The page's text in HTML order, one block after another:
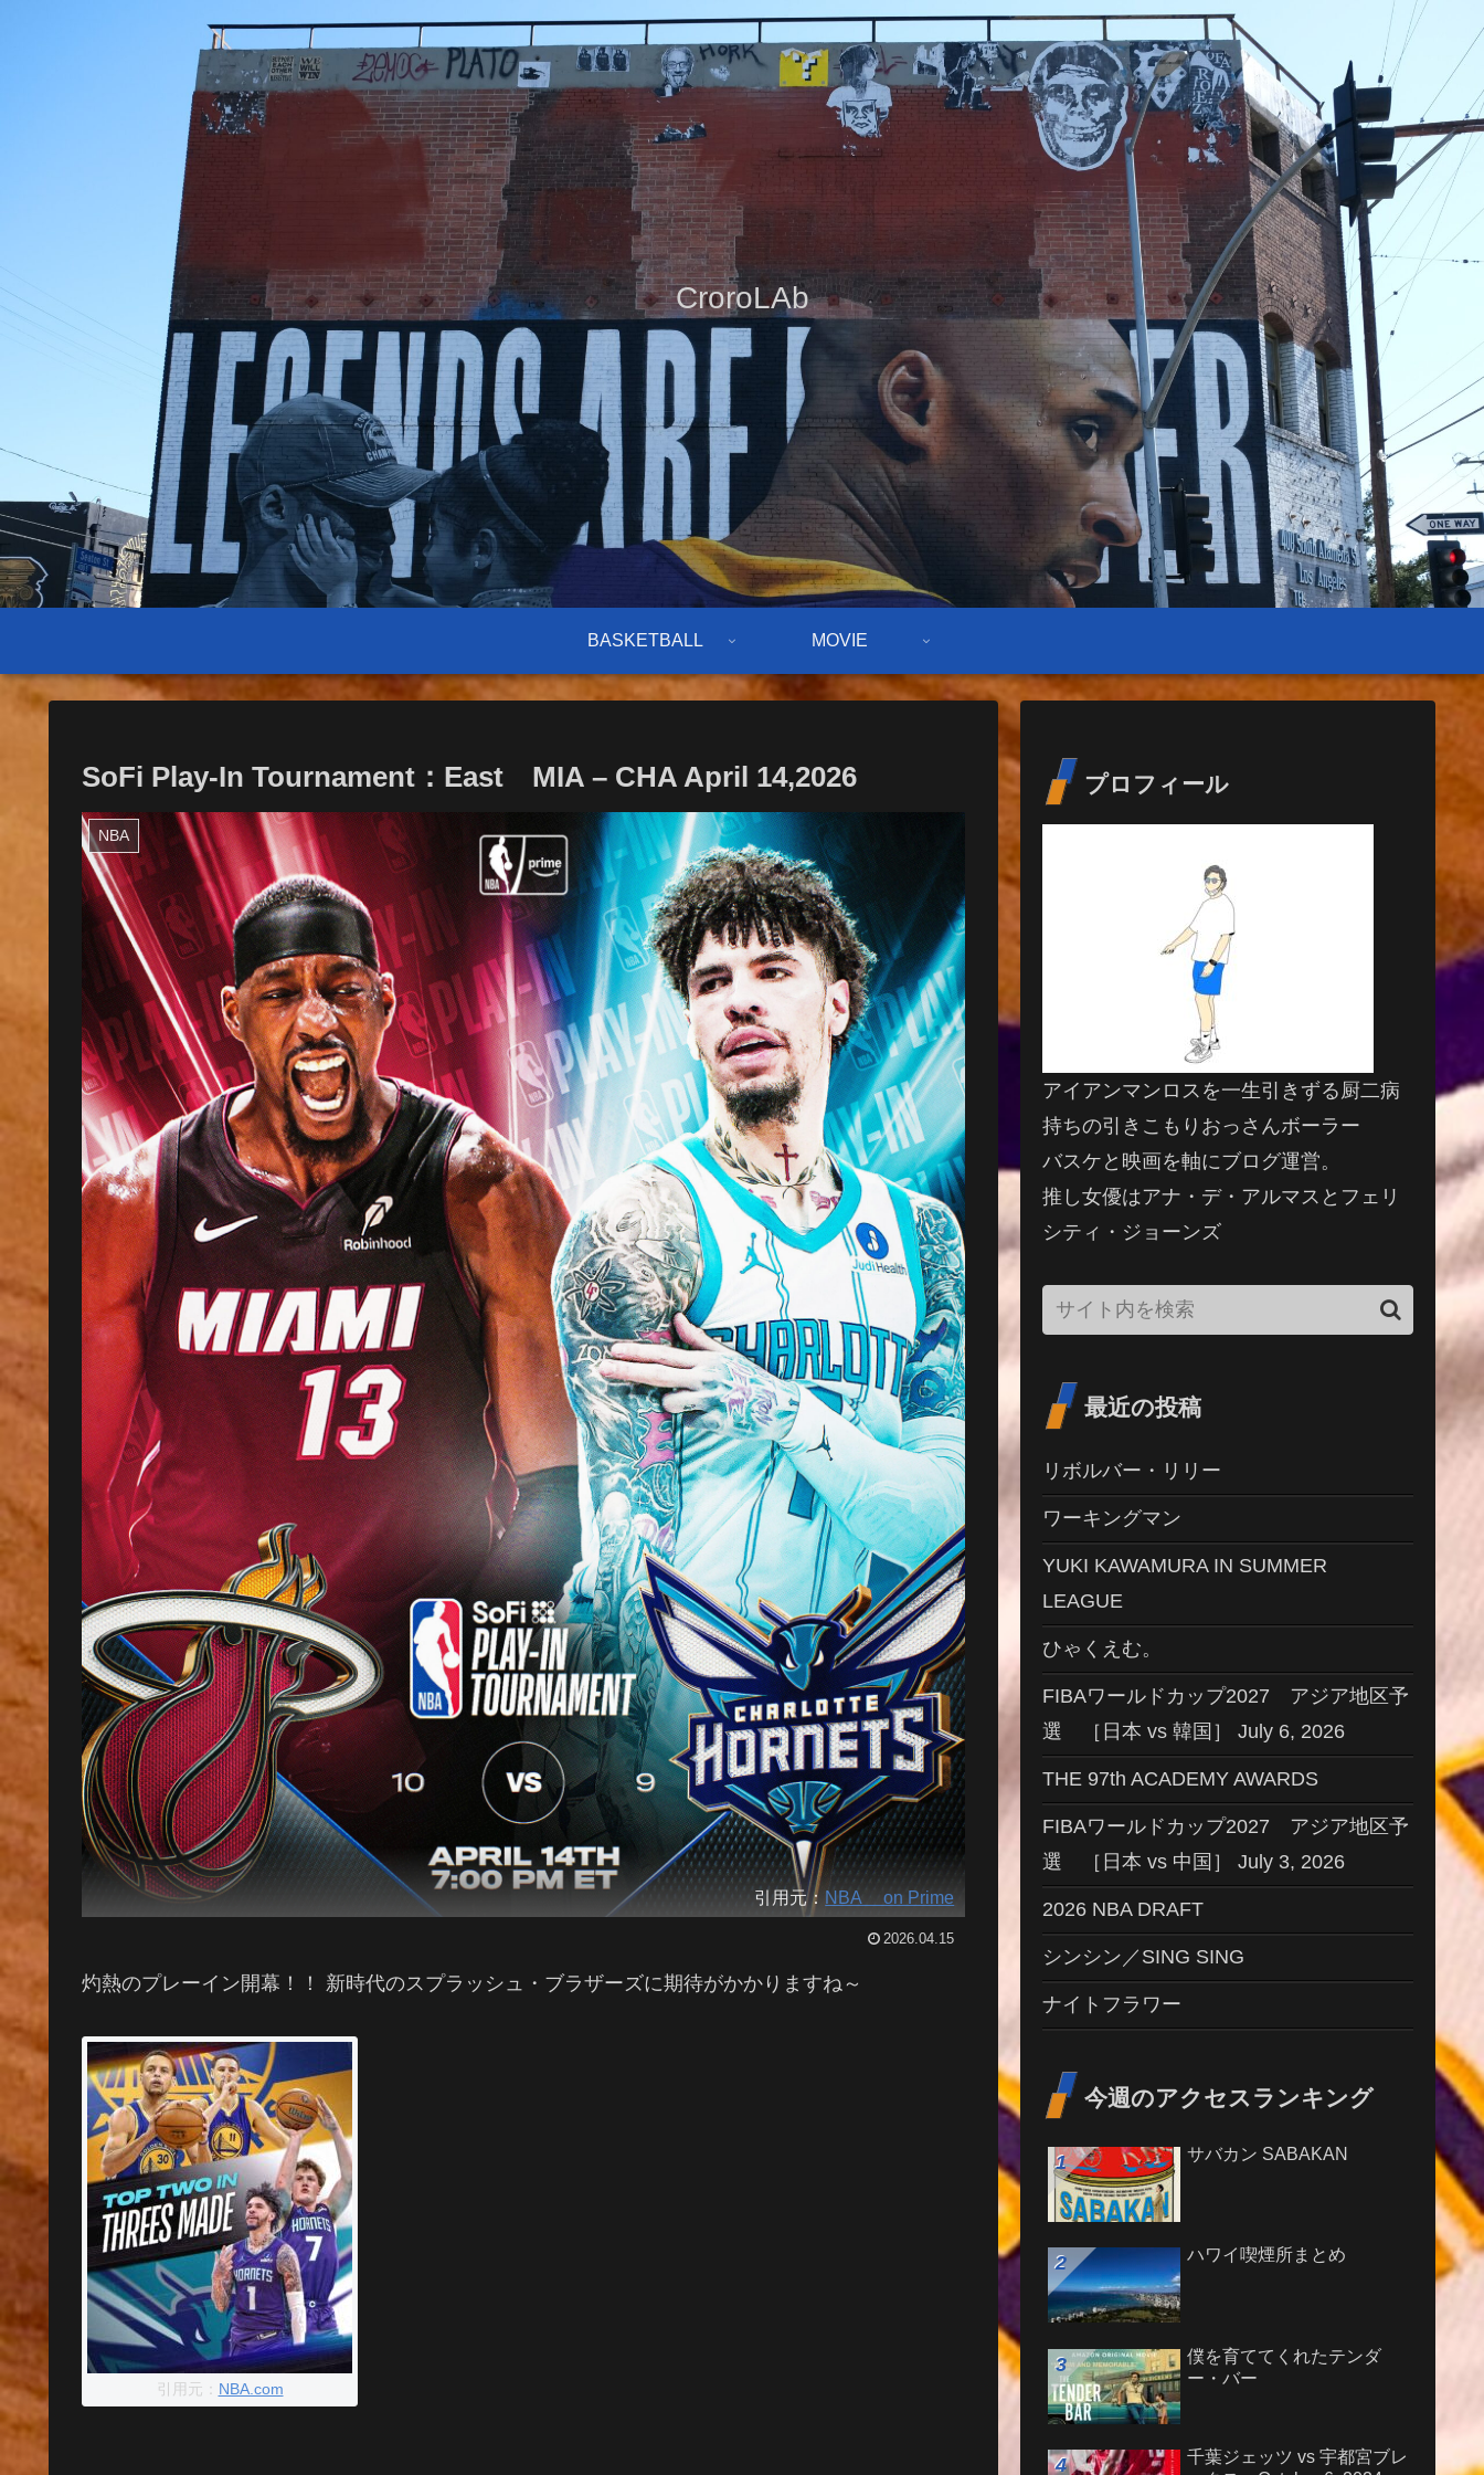
CroroLAb
BASKETBALL MOVIE
SoFi Play-In Tournament：East MIA – CHA April 14,2026
NBA
引用元： NBA on Prime
2026.04.15
灼熱のプレーイン開幕！！ 新時代のスプラッシュ・ブラザーズに期待がかかりますね～
引用元： NBA.com
プロフィール
アイアンマンロスを一生引きずる厨二病
持ちの引きこもりおっさんボーラー
バスケと映画を軸にブログ運営。
推し女優はアナ・デ・アルマスとフェリ
シティ・ジョーンズ
最近の投稿
リボルバー・リリー
ワーキングマン
YUKI KAWAMURA IN SUMMER
LEAGUE
ひゃくえむ。
FIBAワールドカップ2027 アジア地区予
選 ［日本 vs 韓国］ July 6, 2026
THE 97th ACADEMY AWARDS
FIBAワールドカップ2027 アジア地区予
選 ［日本 vs 中国］ July 3, 2026
2026 NBA DRAFT
シンシン／SING SING
ナイトフラワー
今週のアクセスランキング
サバカン SABAKAN
ハワイ喫煙所まとめ
僕を育ててくれたテンダ
ー・バー
千葉ジェッツ vs 宇都宮ブレ